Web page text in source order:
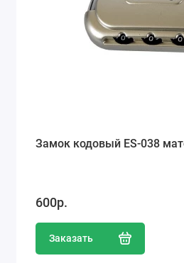
Замок кодовый ES-038
600р.
Заказать